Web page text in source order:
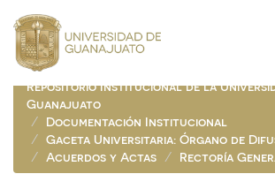
navigation
Repositorio Institucional de la
Guanajuato
Documentación Institucional
Gaceta Universitaria: Órgano de
Acuerdos y Actas
Rectoría